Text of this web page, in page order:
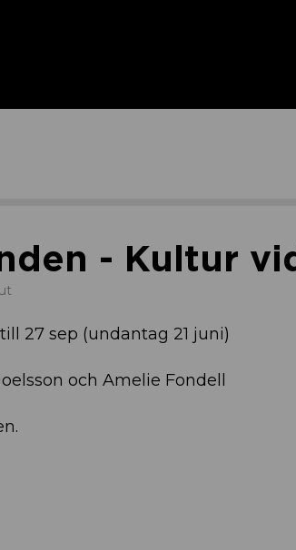
- Kultur
27 sep (undantag 21 juni)
och Amelie Fondell